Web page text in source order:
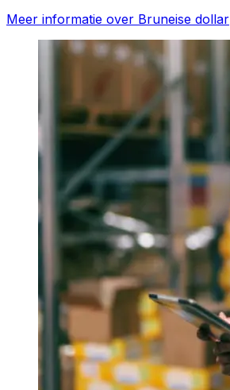
Meer informatie over Bruneise dollar